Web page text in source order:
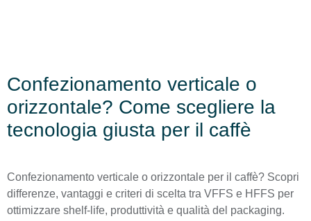
Confezionamento verticale o
orizzontale? Come scegliere la
tecnologia giusta per il caffè
Confezionamento verticale o orizzontale per il caffè? Scopri
differenze, vantaggi e criteri di scelta tra VFFS e HFFS per
ottimizzare shelf-life, produttività e qualità del packaging.